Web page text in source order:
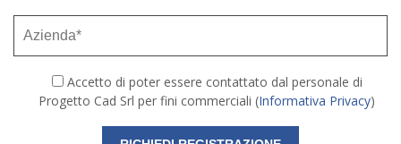
Accetto di poter essere contattato dal personale di
Progetto Cad Srl per fini commerciali (Informativa Privacy)